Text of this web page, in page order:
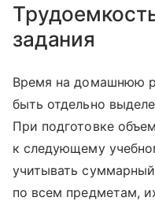
задания
Время на домашнюю
быть отдельно
При подготовке
к следующему
учитывать
по всем предметам,